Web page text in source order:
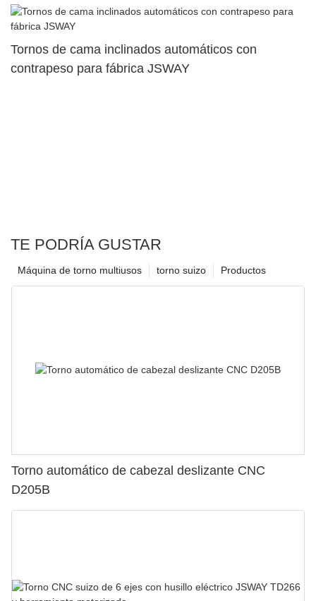
Tornos de cama inclinados automáticos con
contrapeso para fábrica JSWAY
TE PODRÍA GUSTAR
Productos
torno suizo
Máquina de torno multiusos
Torno automático de cabezal deslizante CNC
D205B